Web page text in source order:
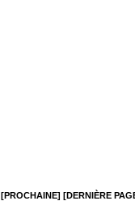
[PROCHAINE] [DERNIÈRE